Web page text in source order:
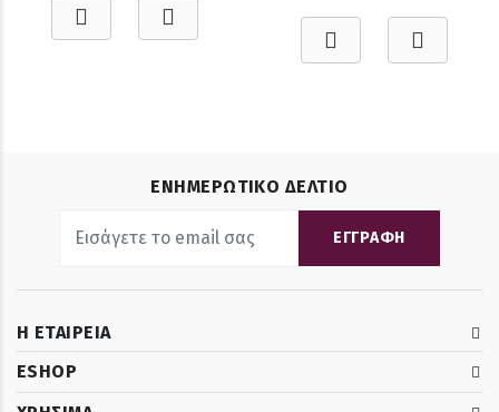
ΕΝΗΜΕΡΩΤΙΚΟ ΔΕΛΤΙΟ
ΕΓΓΡΑΦΗ
Η ΕΤΑΙΡΕΙΑ
ESHOP